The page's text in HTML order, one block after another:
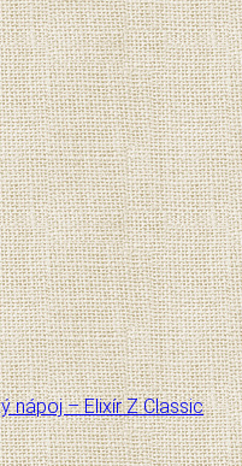
nápoj – Elixír Z Classic